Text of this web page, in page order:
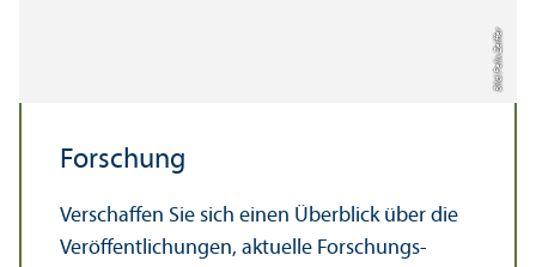
Bild: Felix Zeiffer
Forschung
Verschaffen Sie sich einen Über­blick über die
Veröffentlichungen, aktuelle Forschungs­